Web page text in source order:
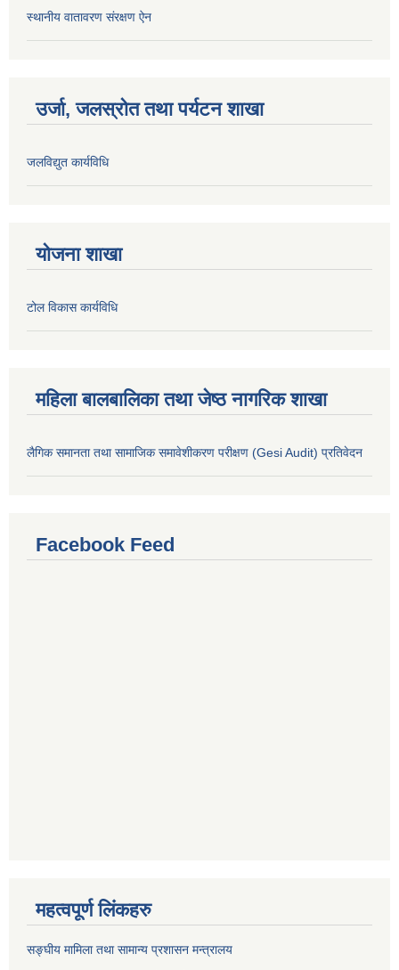
स्थानीय वातावरण संरक्षण ऐन
उर्जा, जलस्रोत तथा पर्यटन शाखा
जलविद्युत कार्यविधि
योजना शाखा
टोल विकास कार्यविधि
महिला बालबालिका तथा जेष्ठ नागरिक शाखा
लैगिक समानता तथा सामाजिक समावेशीकरण परीक्षण (Gesi Audit) प्रतिवेदन
Facebook Feed
महत्वपूर्ण लिंकहरु
सङ्घीय मामिला तथा सामान्य प्रशासन मन्त्रालय